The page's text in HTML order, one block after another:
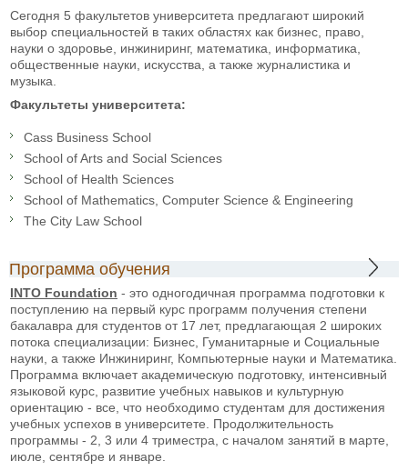
Сегодня 5 факультетов университета предлагают широкий
выбор специальностей в таких областях как бизнес, право,
науки о здоровье, инжиниринг, математика, информатика,
общественные науки, искусства, а также журналистика и
музыка.
Факультеты университета:
Cass Business School
School of Arts and Social Sciences
School of Health Sciences
School of Mathematics, Computer Science & Engineering
The City Law School
Программа обучения
INTO Foundation - это одногодичная программа подготовки к
поступлению на первый курс программ получения степени
бакалавра для студентов от 17 лет, предлагающая 2 широких
потока специализации: Бизнес, Гуманитарные и Социальные
науки, а также Инжиниринг, Компьютерные науки и Математика.
Программа включает академическую подготовку, интенсивный
языковой курс, развитие учебных навыков и культурную
ориентацию - все, что необходимо студентам для достижения
учебных успехов в университете. Продолжительность
программы - 2, 3 или 4 триместра, с началом занятий в марте,
июле, сентябре и январе.